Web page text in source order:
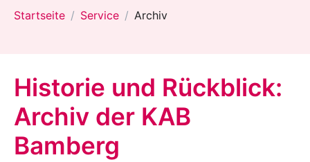
Startseite Service Archiv
Historie und Rückblick:
Archiv der KAB
Bamberg